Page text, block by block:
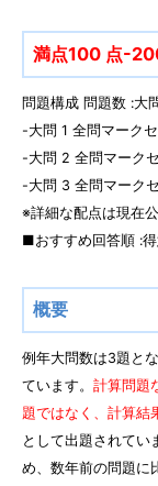
満点100 点-
問題構成 問題数 :大
-大問 1 全問マーク
-大問 2 全問マーク
-大問 3 全問マーク
※詳細な配点は現在
■おすすめ回答順 :
概要
例年大問数は3題と
ています。 計算問題
題ではなく、計算結
として出題されてい
め、数年前の問題に